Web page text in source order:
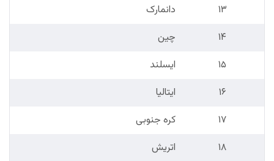
۱۳
دانمارک
۱۴
چین
۱۵
ایسلند
۱۶
ایتالیا
۱۷
کره جنوبی
۱۸
اتریش